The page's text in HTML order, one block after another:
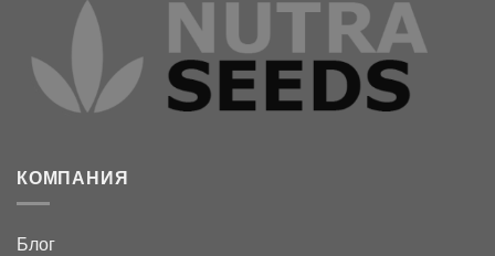
можно
выбрать
на
странице
товара.
можно
на
странице
товара.
КОМПАНИЯ
Блог